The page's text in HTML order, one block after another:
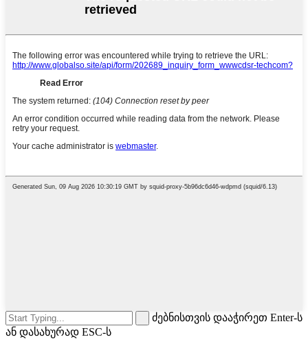
ძებნისთვის დააჭირეთ Enter-ს
ან დასახურად ESC-ს